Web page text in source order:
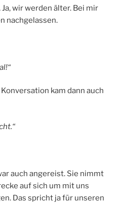
wir werden älter. Bei mir
nachgelassen.
kam dann auch
auch angereist. Sie nimmt
auf sich um mit uns
Das spricht ja für unseren